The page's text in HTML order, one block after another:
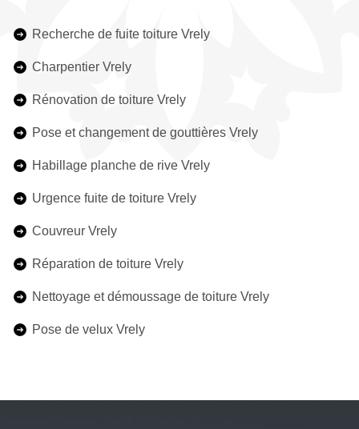
Recherche de fuite toiture Vrely
Charpentier Vrely
Rénovation de toiture Vrely
Pose et changement de gouttières Vrely
Habillage planche de rive Vrely
Urgence fuite de toiture Vrely
Couvreur Vrely
Réparation de toiture Vrely
Nettoyage et démoussage de toiture Vrely
Pose de velux Vrely